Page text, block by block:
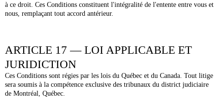
à ce droit. Ces Conditions constituent l'intégralité de l'entente entre vous et
nous, remplaçant tout accord antérieur.
ARTICLE 17 — LOI APPLICABLE ET
JURIDICTION
Ces Conditions sont régies par les lois du Québec et du Canada. Tout litige
sera soumis à la compétence exclusive des tribunaux du district judiciaire
de Montréal, Québec.